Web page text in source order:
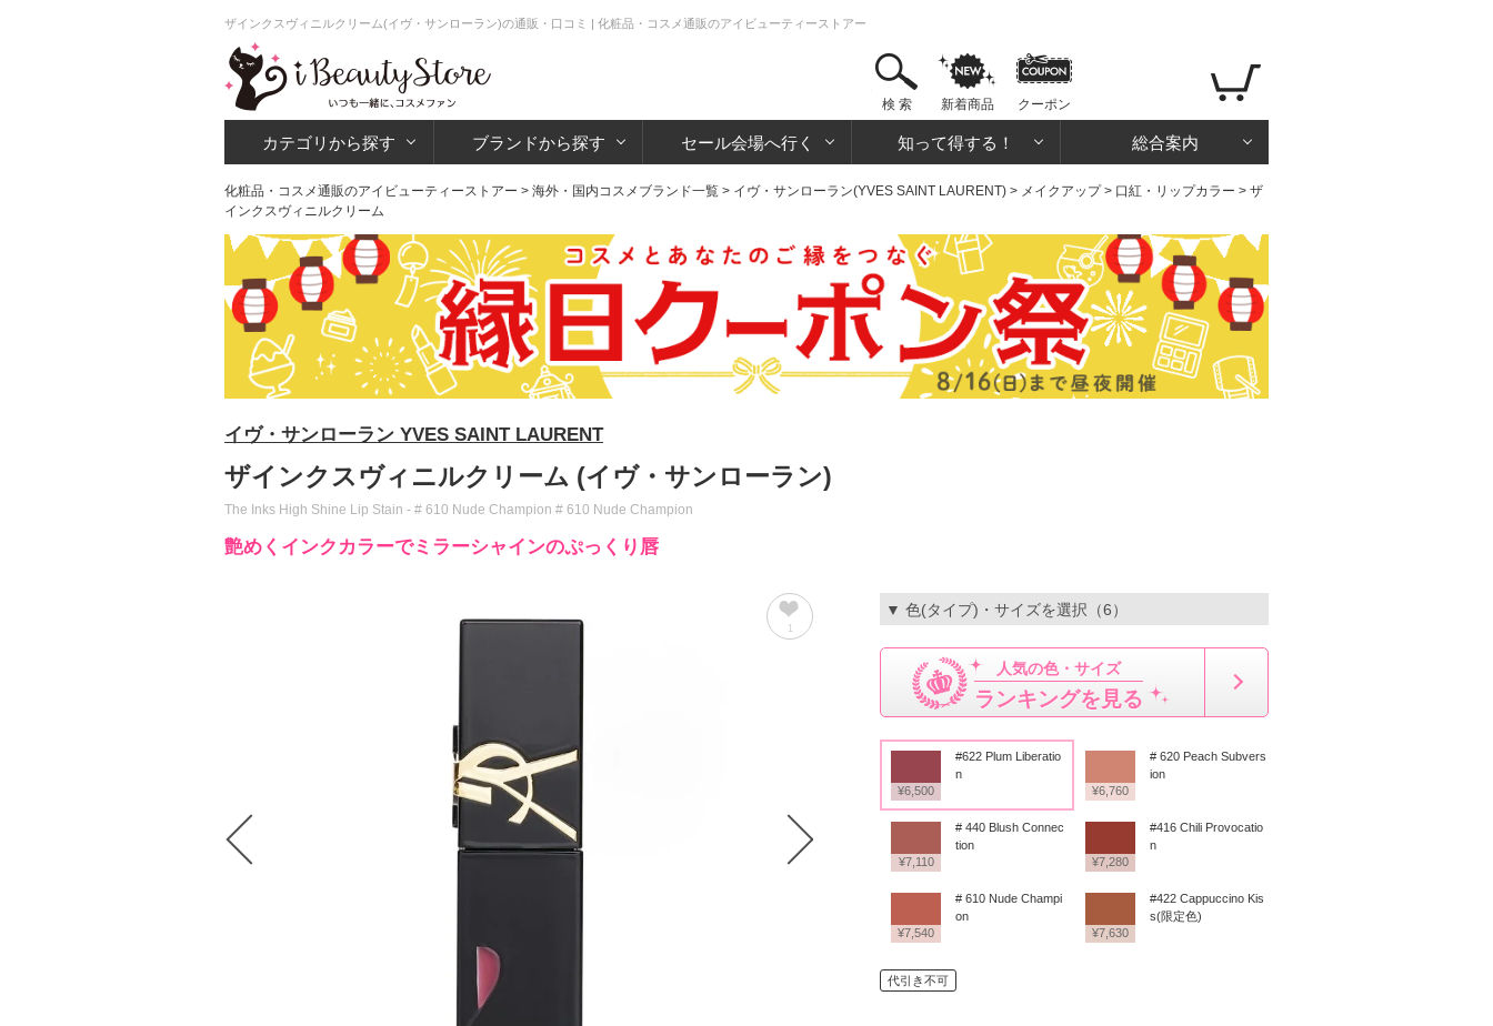
ザインクスヴィニルクリーム(イヴ・サンローラン)の通販・口コミ | 化粧品・コスメ通販のアイビューティーストアー
検 索 新着商品 クーポン
カテゴリから探す ブランドから探す セール会場へ行く 知って得する！ 総合案内
化粧品・コスメ通販のアイビューティーストアー > 海外・国内コスメブランド一覧 > イヴ・サンローラン(YVES SAINT LAURENT) > メイクアップ> 口紅・リップカラー > ザ
インクスヴィニルクリーム
イヴ・サンローラン YVES SAINT LAURENT
ザインクスヴィニルクリーム (イヴ・サンローラン)
The Inks High Shine Lip Stain - # 610 Nude Champion # 610 Nude Champion
艶めくインクカラーでミラーシャインのぷっくり唇
▼ 色(タイプ)・サイズを選択（6）
人気の色・サイズ
ランキングを見る
¥6,500
#622 Plum Liberatio
n
¥6,760
# 620 Peach Subvers
ion
¥7,110
# 440 Blush Connec
tion
¥7,280
#416 Chili Provocatio
n
¥7,540
# 610 Nude Champi
on
¥7,630
#422 Cappuccino Kis
s(限定色)
代引き不可